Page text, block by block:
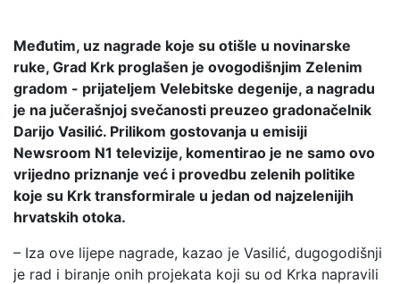
Međutim, uz nagrade koje su otišle u novinarske
ruke, Grad Krk proglašen je ovogodišnjim Zelenim
gradom - prijateljem Velebitske degenije, a nagradu
je na jučerašnjoj svečanosti preuzeo gradonačelnik
Darijo Vasilić. Prilikom gostovanja u emisiji
Newsroom N1 televizije, komentirao je ne samo ovo
vrijedno priznanje već i provedbu zelenih politike
koje su Krk transformirale u jedan od najzelenijih
hrvatskih otoka.
– Iza ove lijepe nagrade, kazao je Vasilić, dugogodišnji
je rad i biranje onih projekata koji su od Krka napravili